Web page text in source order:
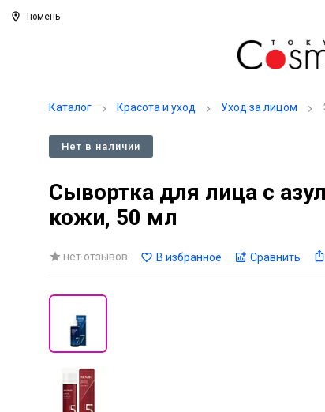
Тюмень
Каталог Красота и уход Уход за лицом
Нет в наличии
Сывортка для лица с
кожи, 50 мл
нет отзывов В избранное Сравнить